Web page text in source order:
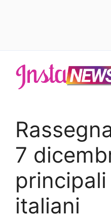
contenuto
7
italiani